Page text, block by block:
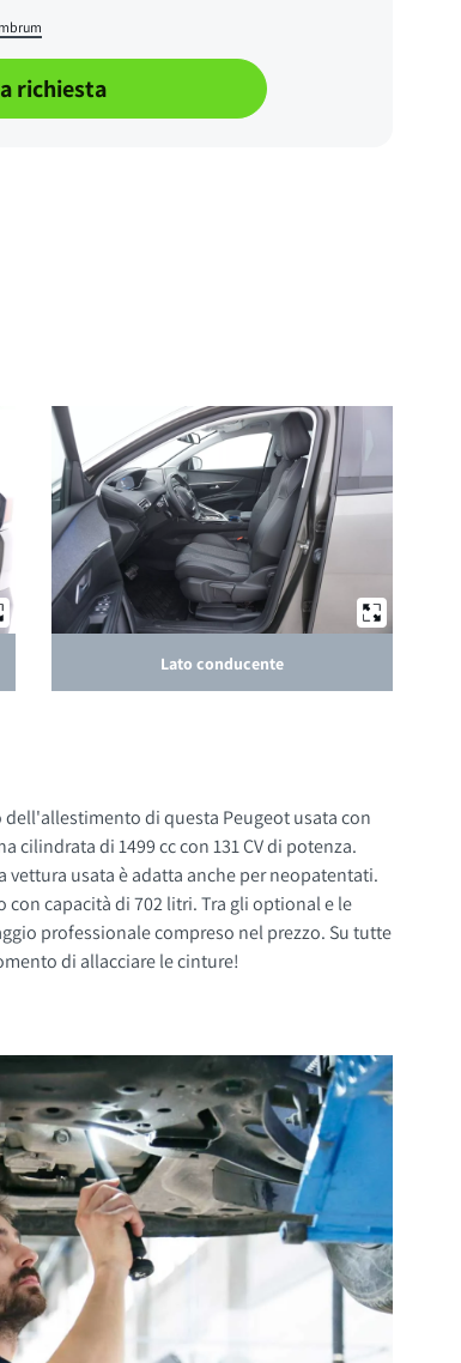
richiesta
Lato conducente
di questa Peugeot usata con
usata è adatta anche per neopatentati.
di allacciare le cinture!